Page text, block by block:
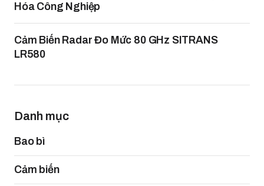
Hóa Công Nghiệp
Cảm Biến Radar Đo Mức 80 GHz SITRANS
LR580
Danh mục
Bao bì
Cảm biến